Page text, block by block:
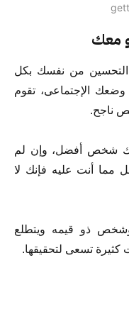
من نفسك بكل
الإجتماعى، تقوم
ناجح.
شخص أفضل، وإن لم
أنت عليه فإنك لا
ذو قيمه ويتطلع
تسعى لتحقيقها.